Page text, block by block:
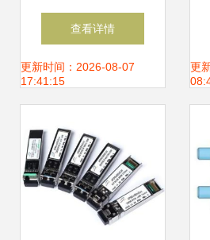
电开关E3Z-D81 工
业自动化的精准之
查看详情
更新时间：2026-08-07
17:41:15
更